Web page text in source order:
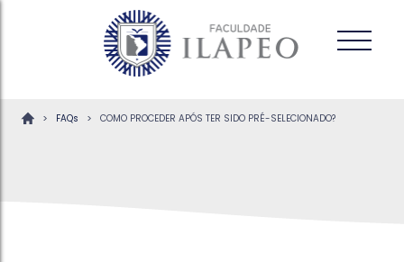
> FAQs > COMO PROCEDER APÓS TER SIDO PRÉ-SELECIONADO?